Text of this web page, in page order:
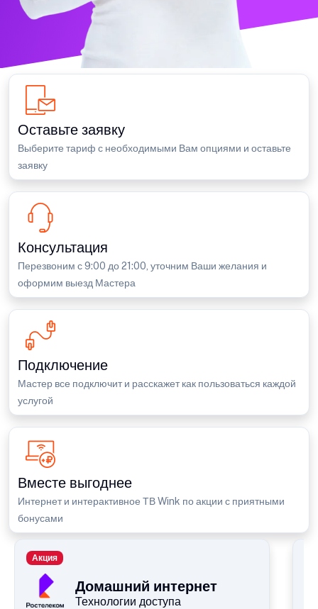
Оставьте заявку
Выберите тариф с необходимыми Вам опциями и оставьте
заявку
Консультация
Перезвоним с 9:00 до 21:00, уточним Ваши желания и
оформим выезд Мастера
Подключение
Мастер все подключит и расскажет как пользоваться каждой
услугой
Вместе выгоднее
Интернет и интерактивное ТВ Wink по акции с приятными
бонусами
Домашний интернет
Технологии доступа
Акция